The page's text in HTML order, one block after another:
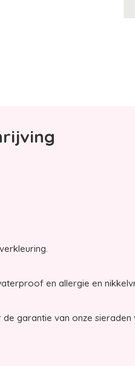
en allergie en
garantie van onze sieraden